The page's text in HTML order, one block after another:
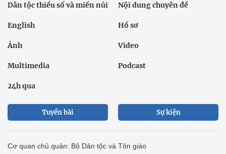
Dân tộc thiểu số và miền núi Nội dung chuyên đề
English Hồ sơ
Ảnh Video
Multimedia Podcast
24h qua
Tuyến bài Sự kiện
Cơ quan chủ quản: Bộ Dân tộc và Tôn giáo